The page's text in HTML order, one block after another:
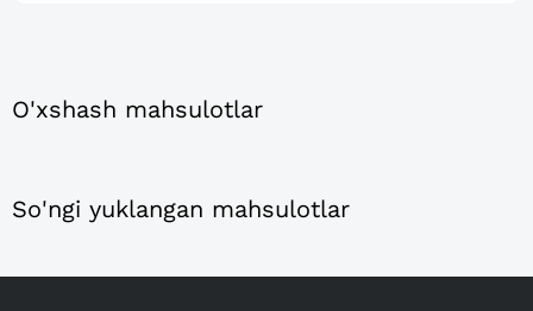
O'xshash mahsulotlar
So'ngi yuklangan mahsulotlar